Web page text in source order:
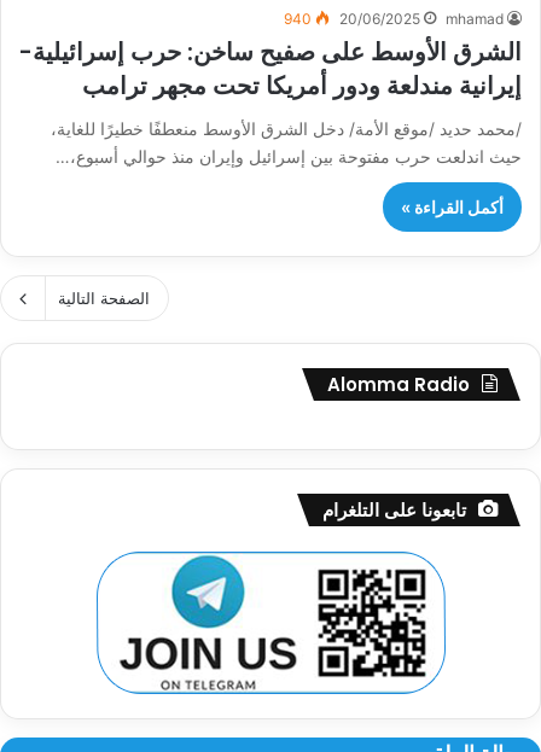
mhamad
20/06/2025
940
الشرق الأوسط على صفيح ساخن: حرب إسرائيلية-
إيرانية مندلعة ودور أمريكا تحت مجهر ترامب
/محمد حديد /موقع الأمة/ دخل الشرق الأوسط منعطفًا خطيرًا للغاية،
حيث اندلعت حرب مفتوحة بين إسرائيل وإيران منذ حوالي أسبوع،…
أكمل القراءة »
الصفحة التالية
Alomma Radio
تابعونا على التلغرام